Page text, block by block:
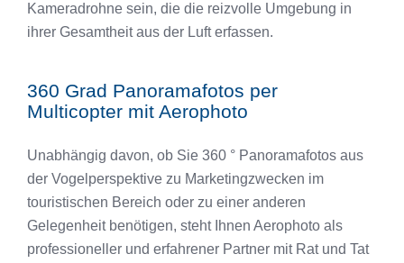
Kameradrohne sein, die die reizvolle Umgebung in
ihrer Gesamtheit aus der Luft erfassen.
360 Grad Panoramafotos per
Multicopter mit Aerophoto
Unabhängig davon, ob Sie 360 ° Panoramafotos aus
der Vogelperspektive zu Marketingzwecken im
touristischen Bereich oder zu einer anderen
Gelegenheit benötigen, steht Ihnen Aerophoto als
professioneller und erfahrener Partner mit Rat und Tat